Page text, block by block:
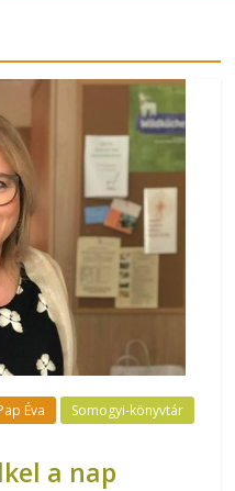
Éva
Somogyi-könyvtár
a nap